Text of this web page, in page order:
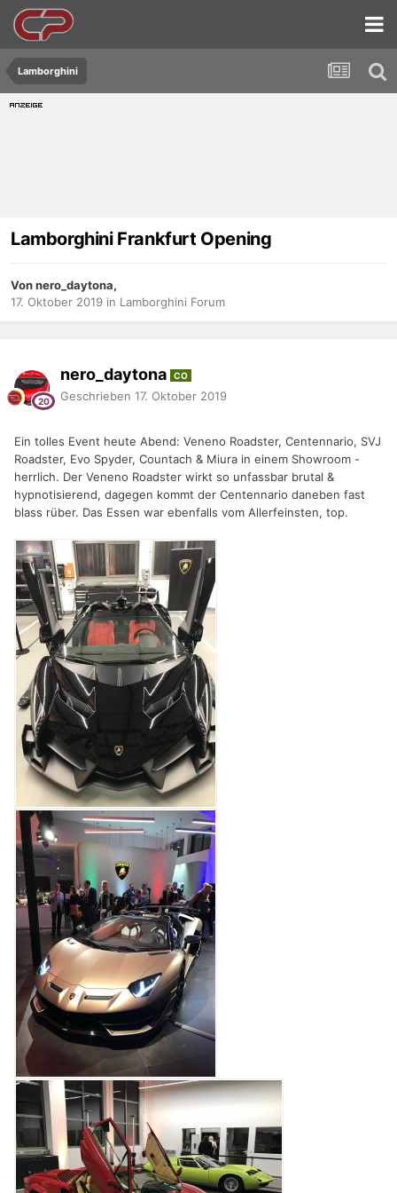
Lamborghini
Lamborghini Frankfurt Opening
Von nero_daytona,
17. Oktober 2019 in Lamborghini Forum
nero_daytona CO
Geschrieben 17. Oktober 2019
Ein tolles Event heute Abend: Veneno Roadster, Centennario, SVJ
Roadster, Evo Spyder, Countach & Miura in einem Showroom -
herrlich. Der Veneno Roadster wirkt so unfassbar brutal &
hypnotisierend, dagegen kommt der Centennario daneben fast
blass rüber. Das Essen war ebenfalls vom Allerfeinsten, top.